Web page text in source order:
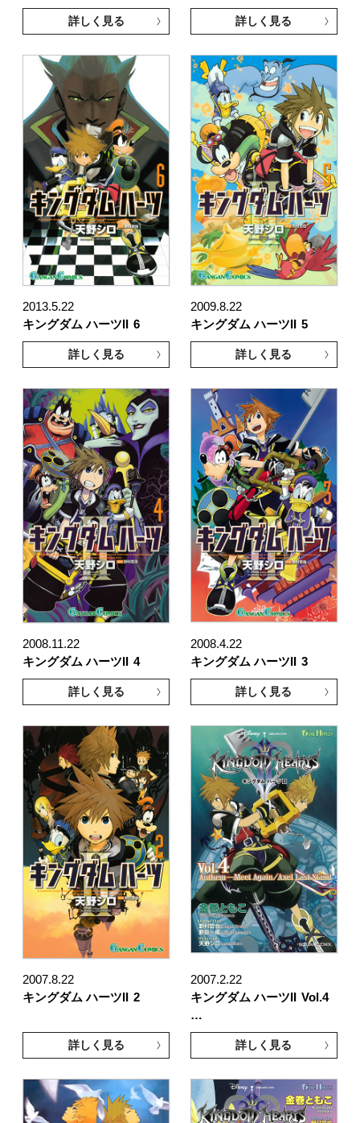
詳しく見る 詳しく見る
2013.5.22
キングダム ハーツII
6
詳しく見る
2009.8.22
キングダム ハーツII
5
詳しく見る
2008.11.22
キングダム ハーツII
4
詳しく見る
2008.4.22
キングダム ハーツII
3
詳しく見る
2007.8.22
キングダム ハーツII
2
詳しく見る
2007.2.22
キングダム ハーツII
Vol.4
…
詳しく見る